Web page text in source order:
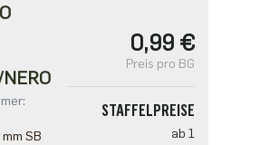
SB
0,99 €
Preis pro BG
STAFFELPREISE
ab 1